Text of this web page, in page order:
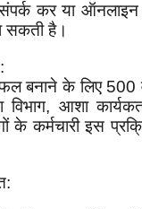
कर या ऑनलाइन
सकती है।
बनाने के लिए 500
विभाग, आशा
के कर्मचारी इस